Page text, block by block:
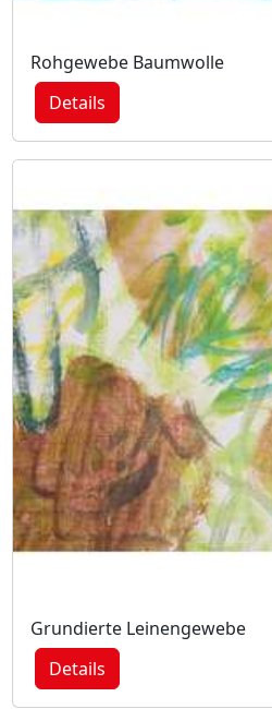
Rohgewebe Baumwolle
Details
Grundierte Leinengewebe
Details